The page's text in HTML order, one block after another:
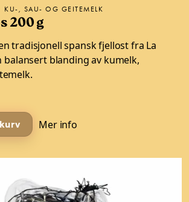
KU-, SAU- OG GEITEMELK
200 g
tradisjonell spansk fjellost fra La
balansert blanding av kumelk,
Mer info